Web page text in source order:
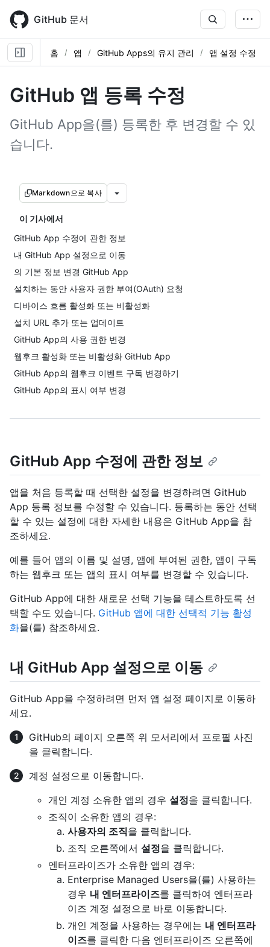
main
content
GitHub 문서
홈 앱 GitHub Apps의 유지 관리 앱 설정 수정
GitHub 앱 등록 수정
GitHub App을(를) 등록한 후 변경할 수 있
습니다.
Markdown으로 복사
이 기사에서
GitHub App 수정에 관한 정보
내 GitHub App 설정으로 이동
의 기본 정보 변경 GitHub App
설치하는 동안 사용자 권한 부여(OAuth) 요청
디바이스 흐름 활성화 또는 비활성화
설치 URL 추가 또는 업데이트
GitHub App의 사용 권한 변경
웹후크 활성화 또는 비활성화 GitHub App
GitHub App의 웹후크 이벤트 구독 변경하기
GitHub App의 표시 여부 변경
GitHub App 수정에 관한 정보
앱을 처음 등록할 때 선택한 설정을 변경하려면 GitHub
App 등록 정보를 수정할 수 있습니다. 등록하는 동안 선택
할 수 있는 설정에 대한 자세한 내용은 GitHub App을 참
조하세요.
예를 들어 앱의 이름 및 설명, 앱에 부여된 권한, 앱이 구독
하는 웹후크 또는 앱의 표시 여부를 변경할 수 있습니다.
GitHub App에 대한 새로운 선택 기능을 테스트하도록 선
택할 수도 있습니다. GitHub 앱에 대한 선택적 기능 활성
화을(를) 참조하세요.
내 GitHub App 설정으로 이동
GitHub App을 수정하려면 먼저 앱 설정 페이지로 이동하
세요.
GitHub의 페이지 오른쪽 위 모서리에서 프로필 사진
을 클릭합니다.
계정 설정으로 이동합니다.
개인 계정 소유한 앱의 경우 설정을 클릭합니다.
조직이 소유한 앱의 경우:
사용자의 조직을 클릭합니다.
조직 오른쪽에서 설정을 클릭합니다.
엔터프라이즈가 소유한 앱의 경우:
Enterprise Managed Users을(를) 사용하는
경우 내 엔터프라이즈를 클릭하여 엔터프라
이즈 계정 설정으로 바로 이동합니다.
개인 계정을 사용하는 경우에는 내 엔터프라
이즈를 클릭한 다음 엔터프라이즈 오른쪽에